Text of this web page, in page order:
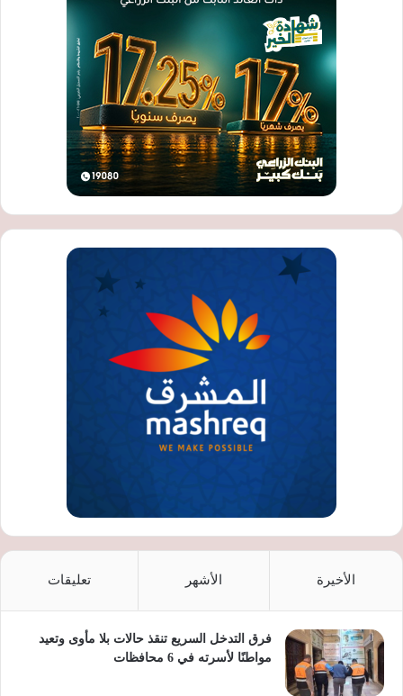
الأخيرة الأشهر تعليقات
فرق التدخل السريع تنقذ حالات بلا مأوى وتعيد
مواطنًا لأسرته في 6 محافظات